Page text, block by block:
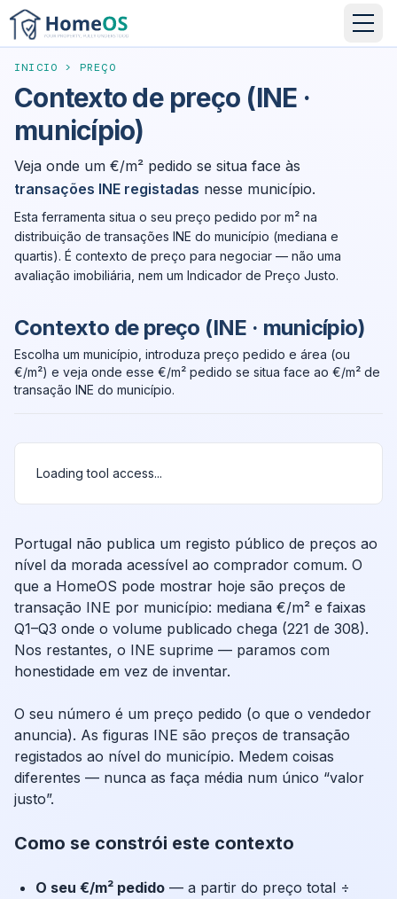
INICIO > PREÇO
Contexto de preço (INE ·
município)
Veja onde um €/m² pedido se situa face às
transações INE registadas nesse município.
Esta ferramenta situa o seu preço pedido por m² na
distribuição de transações INE do município (mediana e
quartis). É contexto de preço para negociar — não uma
avaliação imobiliária, nem um Indicador de Preço Justo.
Contexto de preço (INE · município)
Escolha um município, introduza preço pedido e área (ou
€/m²) e veja onde esse €/m² pedido se situa face ao €/m² de
transação INE do município.
Loading tool access...
Portugal não publica um registo público de preços ao
nível da morada acessível ao comprador comum. O
que a HomeOS pode mostrar hoje são preços de
transação INE por município: mediana €/m² e faixas
Q1–Q3 onde o volume publicado chega (221 de 308).
Nos restantes, o INE suprime — paramos com
honestidade em vez de inventar.
O seu número é um preço pedido (o que o vendedor
anuncia). As figuras INE são preços de transação
registados ao nível do município. Medem coisas
diferentes — nunca as faça média num único “valor
justo”.
Como se constrói este contexto
O seu €/m² pedido — a partir do preço total ÷